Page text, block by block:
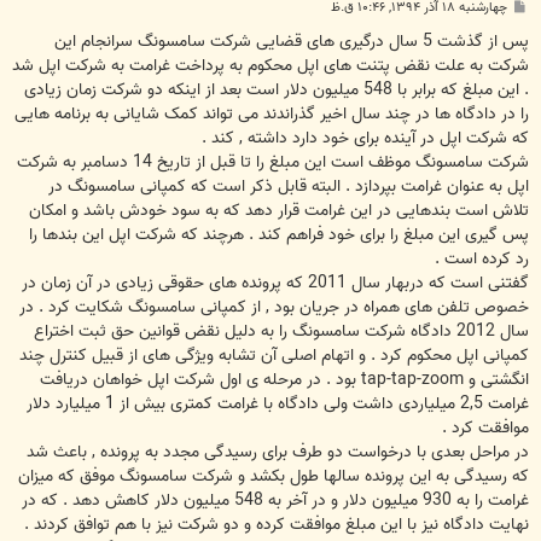
س
ت
چهارشنبه ۱۸ آذر ۱۳۹۴, ۱۰:۴۶ ق.ظ
پس از گذشت 5 سال درگیری های قضایی شرکت سامسونگ سرانجام این
شرکت به علت نقض پتنت های اپل محکوم به پرداخت غرامت به شرکت اپل شد
. این مبلغ که برابر با 548 میلیون دلار است بعد از اینکه دو شرکت زمان زیادی
را در دادگاه ها در چند سال اخیر گذراندند می تواند کمک شایانی به برنامه هایی
که شرکت اپل در آینده برای خود دارد داشته , کند .
شرکت سامسونگ موظف است این مبلغ را تا قبل از تاریخ 14 دسامبر به شرکت
اپل به عنوان غرامت بپردازد . البته قابل ذکر است که کمپانی سامسونگ در
تلاش است بندهایی در این غرامت قرار دهد که به سود خودش باشد و امکان
پس گیری این مبلغ را برای خود فراهم کند . هرچند که شرکت اپل این بندها را
رد کرده است .
گفتنی است که دربهار سال 2011 که پرونده های حقوقی زیادی در آن زمان در
خصوص تلفن های همراه در جریان بود , از کمپانی سامسونگ شکایت کرد . در
سال 2012 دادگاه شرکت سامسونگ را به دلیل نقض قوانین حق ثبت اختراع
کمپانی اپل محکوم کرد . و اتهام اصلی آن تشابه ویژگی های از قبیل کنترل چند
انگشتی و tap-tap-zoom بود . در مرحله ی اول شرکت اپل خواهان دریافت
غرامت 2,5 میلیاردی داشت ولی دادگاه با غرامت کمتری بیش از 1 میلیارد دلار
موافقت کرد .
در مراحل بعدی با درخواست دو طرف برای رسیدگی مجدد به پرونده , باعث شد
که رسیدگی به این پرونده سالها طول بکشد و شرکت سامسونگ موفق که میزان
غرامت را به 930 میلیون دلار و در آخر به 548 میلیون دلار کاهش دهد . که در
نهایت دادگاه نیز با این مبلغ موافقت کرده و دو شرکت نیز با هم توافق کردند .